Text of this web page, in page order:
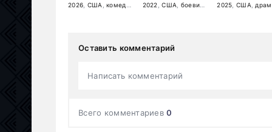
2026 США ,комедия 2022 ,США боевик драма,криминал
2025 США
Оставить комментарий
Написать комментарий
Всего комментариев0